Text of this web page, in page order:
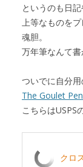
というのも日
上等なものを
魂胆。
万年筆なんて書
ついでに自分
The Goulet
こちらはUSPS
クロ